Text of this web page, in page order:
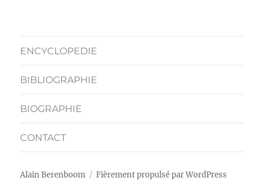
ENCYCLOPEDIE
BIBLIOGRAPHIE
BIOGRAPHIE
CONTACT
Alain Berenboom Fièrement propulsé par WordPress